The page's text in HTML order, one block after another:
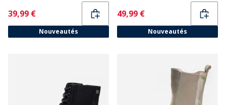
Current
39,99 €
Nouveautés
Current
49,99 €
Nouveautés